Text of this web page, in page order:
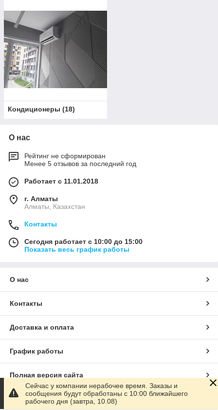
Кондиционеры (18)
О нас
Рейтинг не сформирован
Менее 5 отзывов за последний год
Работает с 11.01.2018
г. Алматы
Алматы, Казахстан
Контакты
Сегодня работает с 10:00 до 15:00
Показать весь график работы
О нас
Контакты
Доставка и оплата
График работы
Полная версия сайта
Сайт создан на маркетплейсеSatu.kz
Сейчас у компании нерабочее время. Заказы и
сообщения будут обработаны с 10:00 ближайшего
рабочего дня (завтра, 10.08)